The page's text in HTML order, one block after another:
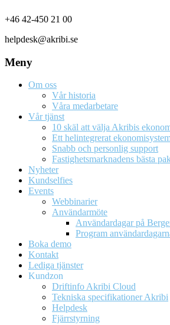
+46 42-450 21 00
helpdesk@akribi.se
Meny
Om oss
Vår historia
Våra medarbetare
Vår tjänst
10 skäl att välja Akribis
Ett helintegrerat
Snabb och personlig support
Fastighetsmarknadens bästa
Nyheter
Kundselfies
Events
Webbinarier
Användarmöte
Användardagar på
Program
Boka demo
Kontakt
Lediga tjänster
Kundzon
Driftinfo Akribi Cloud
Tekniska specifikationer Akribi
Helpdesk
Fjärrstyrning